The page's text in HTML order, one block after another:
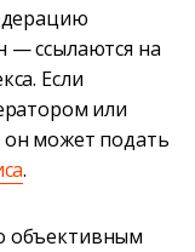
— ссылаются на
Если
или
он может подать
.
объективным